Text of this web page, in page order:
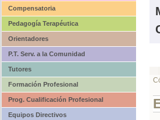
Compensatoria
Pedagogía Terapéutica
Orientadores
P.T. Serv. a la Comunidad
Tutores
Formación Profesional
Prog. Cualificación Profesional
Equipos Directivos